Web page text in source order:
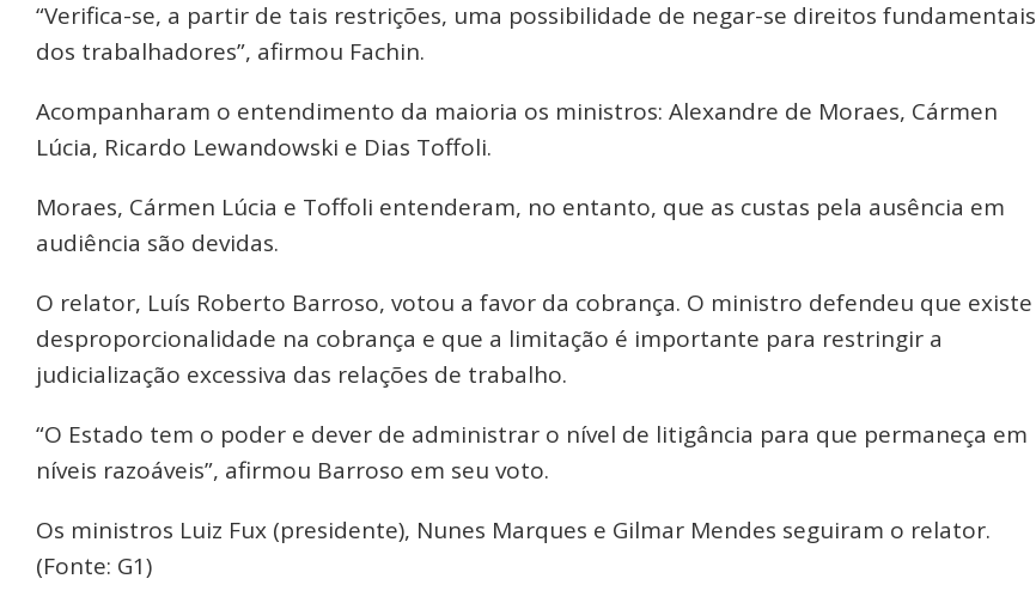
“Verifica-se, a partir de tais restrições, uma possibilidade de negar-se direitos fundamentais
dos trabalhadores”, afirmou Fachin.
Acompanharam o entendimento da maioria os ministros: Alexandre de Moraes, Cármen
Lúcia, Ricardo Lewandowski e Dias Toffoli.
Moraes, Cármen Lúcia e Toffoli entenderam, no entanto, que as custas pela ausência em
audiência são devidas.
O relator, Luís Roberto Barroso, votou a favor da cobrança. O ministro defendeu que existe
desproporcionalidade na cobrança e que a limitação é importante para restringir a
judicialização excessiva das relações de trabalho.
“O Estado tem o poder e dever de administrar o nível de litigância para que permaneça em
níveis razoáveis”, afirmou Barroso em seu voto.
Os ministros Luiz Fux (presidente), Nunes Marques e Gilmar Mendes seguiram o relator.
(Fonte: G1)